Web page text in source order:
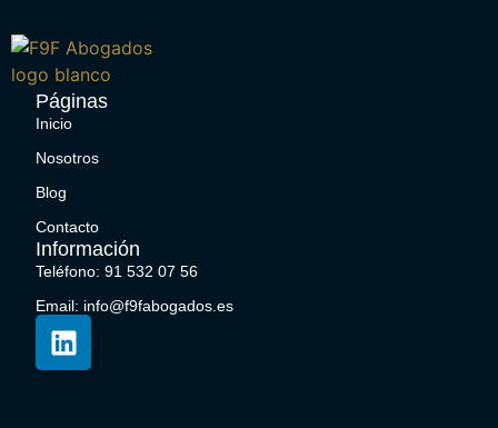
Páginas
Inicio
Nosotros
Blog
Contacto
Información
Teléfono: 91 532 07 56
Email: info@f9fabogados.es